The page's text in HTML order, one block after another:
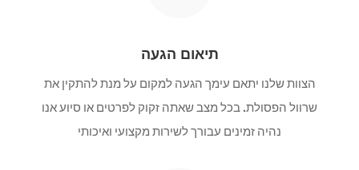
תיאום הגעה
הצוות שלנו יתאם עימך הגעה למקום על מנת להתקין את
שרוול הפסולת. בכל מצב שאתה זקוק לפרטים או סיוע אנו
נהיה זמינים עבורך לשירות מקצועי ואיכותי